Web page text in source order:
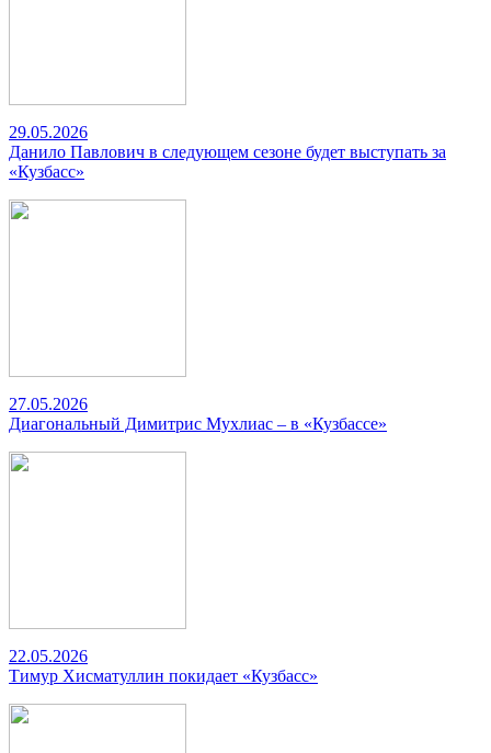
29.05.2026
Данило Павлович в следующем сезоне будет выступать за
«Кузбасс»
27.05.2026
Диагональный Димитрис Мухлиас – в «Кузбассе»
22.05.2026
Тимур Хисматуллин покидает «Кузбасс»